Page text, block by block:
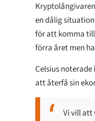
en dålig
för att komma
förra året men
Celsius
att återfå sin
Vi vill att